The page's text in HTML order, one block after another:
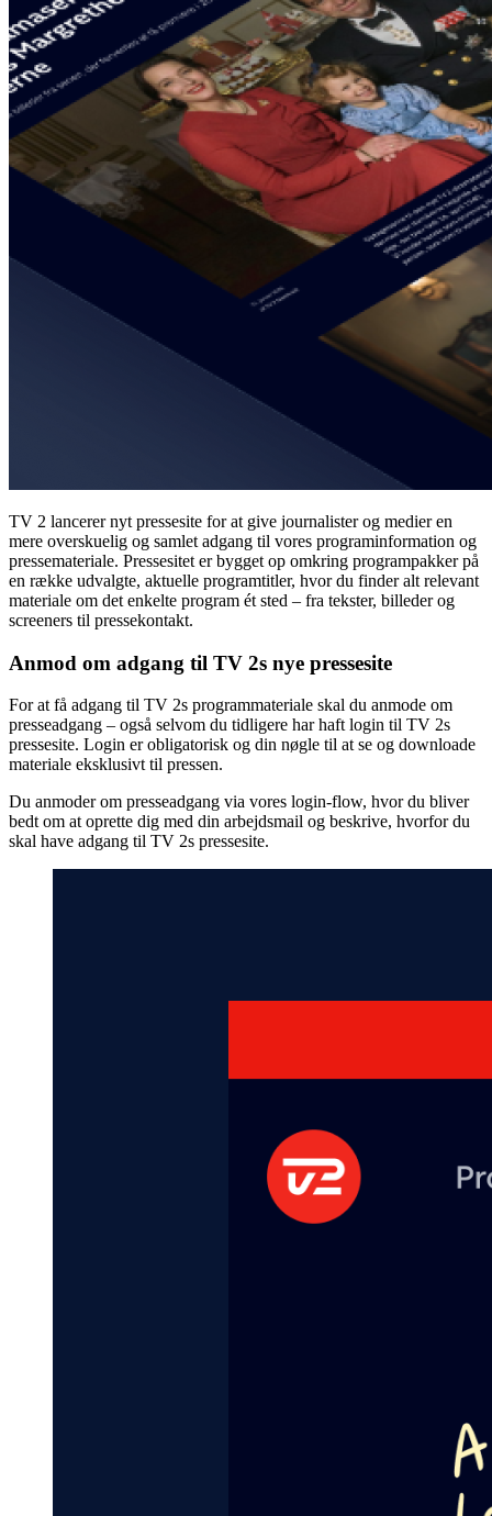
TV 2 lancerer nyt pressesite for at give journalister og medier en
mere overskuelig og samlet adgang til vores programinformation og
pressemateriale. Pressesitet er bygget op omkring programpakker på
en række udvalgte, aktuelle programtitler, hvor du finder alt relevant
materiale om det enkelte program ét sted – fra tekster, billeder og
screeners til pressekontakt.
Anmod om adgang til TV 2s nye pressesite
For at få adgang til TV 2s programmateriale skal du anmode om
presseadgang – også selvom du tidligere har haft login til TV 2s
pressesite. Login er obligatorisk og din nøgle til at se og downloade
materiale eksklusivt til pressen.
Du anmoder om presseadgang via vores login-flow, hvor du bliver
bedt om at oprette dig med din arbejdsmail og beskrive, hvorfor du
skal have adgang til TV 2s pressesite.